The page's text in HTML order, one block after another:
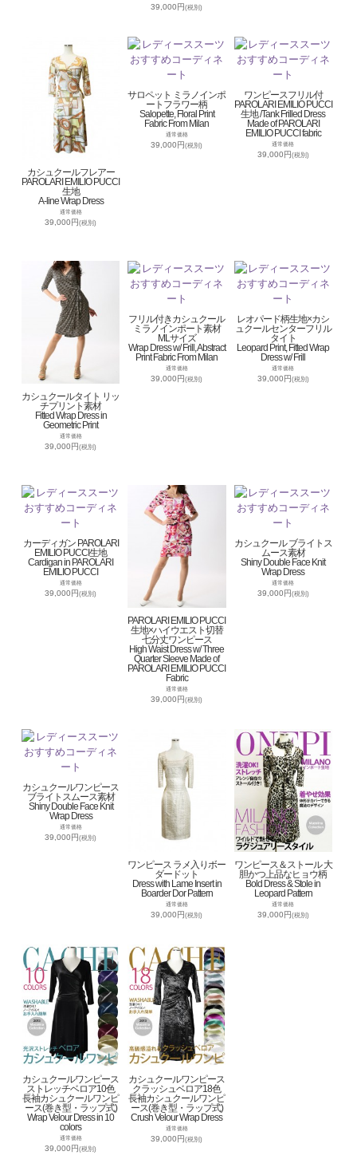
39,000円(税別)
カシュクールフレアー
PAROLARI EMILIO PUCCI
生地
A-line Wrap Dress
通常価格
39,000円(税別)
サロペット ミラノインポ
ートフラワー柄
Salopette, Floral Print
Fabric From Milan
通常価格
39,000円(税別)
ワンピースフリル付
PAROLARI EMILIO PUCCI
生地 /Tank Frilled Dress
Made of PAROLARI
EMILIO PUCCI fabric
通常価格
39,000円 (税別)
カシュクールタイト リッ
チプリント素材
Fitted Wrap Dress in
Geometric Print
通常価格
39,000円(税別)
フリル付きカシュクール
ミラノインポート素材
MLサイズ
Wrap Dress w/ Frill, Abstract
Print Fabric From Milan
通常価格
39,000円(税別)
レオパード柄生地×カシ
ュクールセンターフリル
タイト
Leopard Print, Fitted Wrap
Dress w/ Frill
通常価格
39,000円 (税別)
カーディガン PAROLARI
EMILIO PUCCI生地
Cardigan in PAROLARI
EMILIO PUCCI
通常価格
39,000円(税別)
PAROLARI EMILIO PUCCI
生地×ハイウエスト切替
七分丈ワンピース
High Waist Dress w/ Three
Quarter Sleeve Made of
PAROLARI EMILIO PUCCI
Fabric
通常価格
39,000円(税別)
カシュクール ブライトス
ムース素材
Shiny Double Face Knit
Wrap Dress
通常価格
39,000円 (税別)
カシュクールワンピース
ブライトスムース素材
Shiny Double Face Knit
Wrap Dress
通常価格
39,000円(税別)
ワンピース ラメ入りボー
ダードット
Dress with Lame Insert in
Boarder Dor Pattern
通常価格
39,000円(税別)
ワンピース＆ストール 大
胆かつ上品なヒョウ柄
Bold Dress & Stole in
Leopard Pattern
通常価格
39,000円(税別)
カシュクールワンピース
ストレッチベロア10色
長袖カシュクールワンピ
ース(巻き型・ラップ式)
Wrap Velour Dress in 10
colors
通常価格
39,000円(税別)
カシュクールワンピース
クラッシュベロア18色
長袖カシュクールワンピ
ース(巻き型・ラップ式)
Crush Velour Wrap Dress
通常価格
39,000円(税別)